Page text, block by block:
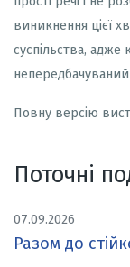
виникнення цієї
суспільства, адже
Повну версію
Поточні
07.09.2026
Разом до